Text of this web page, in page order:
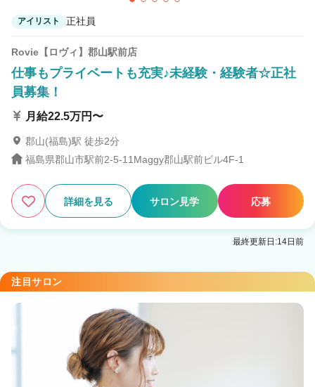
アイリスト 正社員
Rovie【ロヴィ】郡山駅前店
仕事もプライベートも充実♪未経験・経験者☆正社
員募集！
月給22.5万円〜
郡山(福島)駅 徒歩2分
福島県郡山市駅前2-5-11Maggy郡山駅前ビル4F-1
詳細を見る サロン見学 応募
最終更新日:14日前
注目サロン